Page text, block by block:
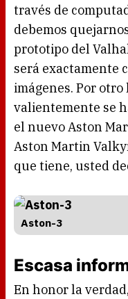
través de
debemos
prototipo del
será exactamente
imágenes. Por
valientemente se
el nuevo Aston
Aston Martin
que tiene, usted
Aston-3
Escasa
En honor la